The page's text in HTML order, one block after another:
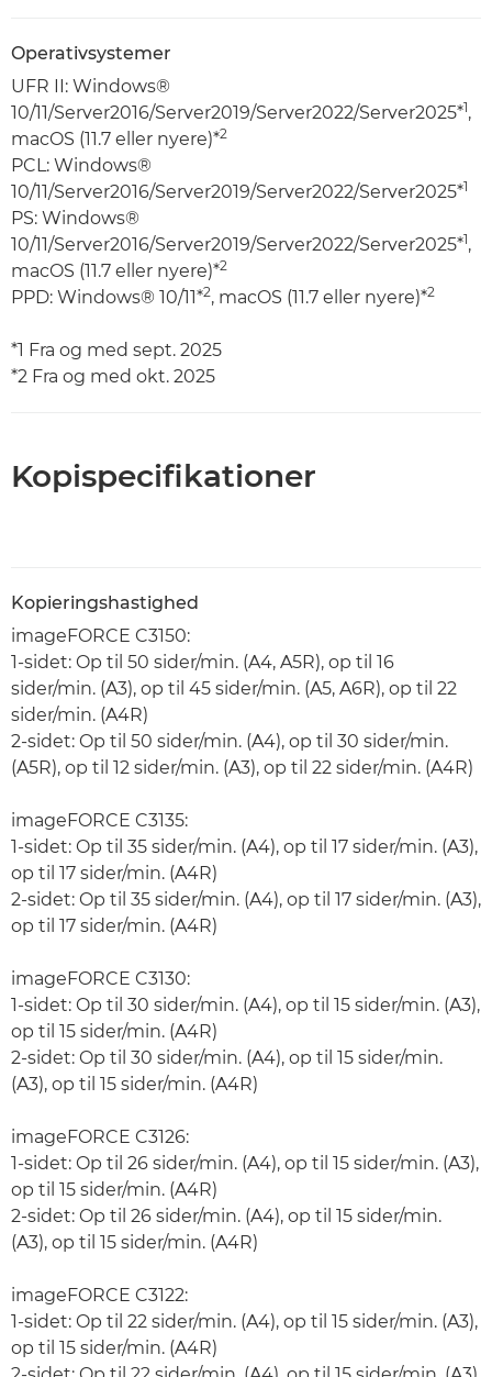
Operativsystemer
UFR II: Windows®
10/11/Server2016/Server2019/Server2022/Server2025*1,
macOS (11.7 eller nyere)*2
PCL: Windows®
10/11/Server2016/Server2019/Server2022/Server2025*1
PS: Windows®
10/11/Server2016/Server2019/Server2022/Server2025*1,
macOS (11.7 eller nyere)*2
PPD: Windows® 10/11*2, macOS (11.7 eller nyere)*2
*1 Fra og med sept. 2025
*2 Fra og med okt. 2025
Kopispecifikationer
Kopieringshastighed
imageFORCE C3150:
1-sidet: Op til 50 sider/min. (A4, A5R), op til 16
sider/min. (A3), op til 45 sider/min. (A5, A6R), op til 22
sider/min. (A4R)
2-sidet: Op til 50 sider/min. (A4), op til 30 sider/min.
(A5R), op til 12 sider/min. (A3), op til 22 sider/min. (A4R)
imageFORCE C3135:
1-sidet: Op til 35 sider/min. (A4), op til 17 sider/min. (A3),
op til 17 sider/min. (A4R)
2-sidet: Op til 35 sider/min. (A4), op til 17 sider/min. (A3),
op til 17 sider/min. (A4R)
imageFORCE C3130:
1-sidet: Op til 30 sider/min. (A4), op til 15 sider/min. (A3),
op til 15 sider/min. (A4R)
2-sidet: Op til 30 sider/min. (A4), op til 15 sider/min.
(A3), op til 15 sider/min. (A4R)
imageFORCE C3126:
1-sidet: Op til 26 sider/min. (A4), op til 15 sider/min. (A3),
op til 15 sider/min. (A4R)
2-sidet: Op til 26 sider/min. (A4), op til 15 sider/min.
(A3), op til 15 sider/min. (A4R)
imageFORCE C3122:
1-sidet: Op til 22 sider/min. (A4), op til 15 sider/min. (A3),
op til 15 sider/min. (A4R)